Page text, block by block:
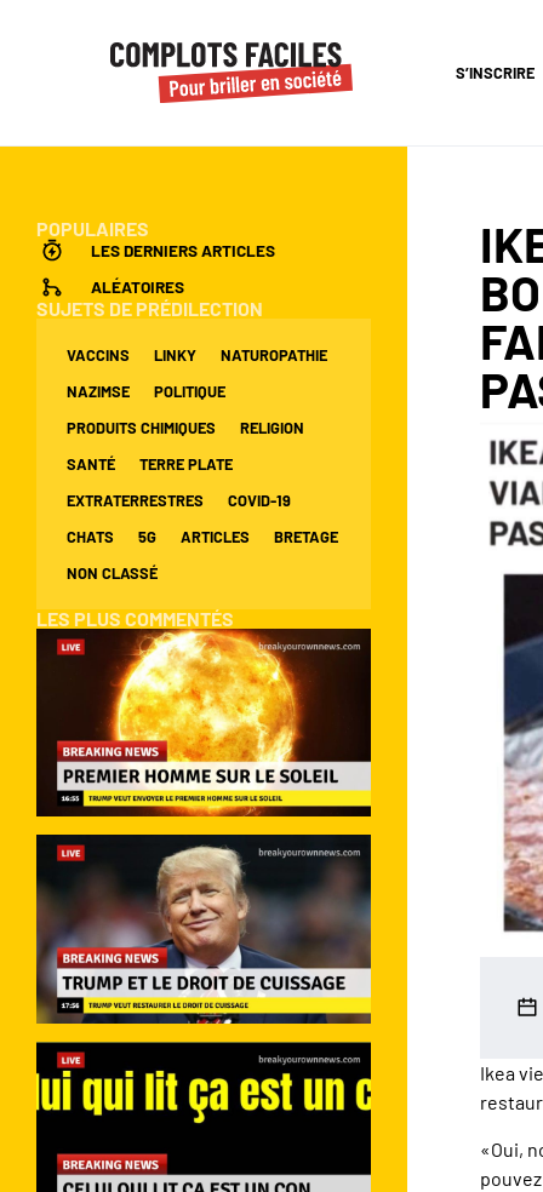
S’INSCRIRE
POPULAIRES
LES DERNIERS ARTICLES
ALÉATOIRES
SUJETS DE PRÉDILECTION
VACCINS LINKY
NATUROPATHIE
NAZIMSE
POLITIQUE
PRODUITS CHIMIQUES
RELIGION
SANTÉ
TERRE PLATE
EXTRATERRESTRES
COVID-19
CHATS
5G ARTICLES
BRETAGE
NON CLASSÉ
LES PLUS COMMENTÉS
Ikea
«Oui,